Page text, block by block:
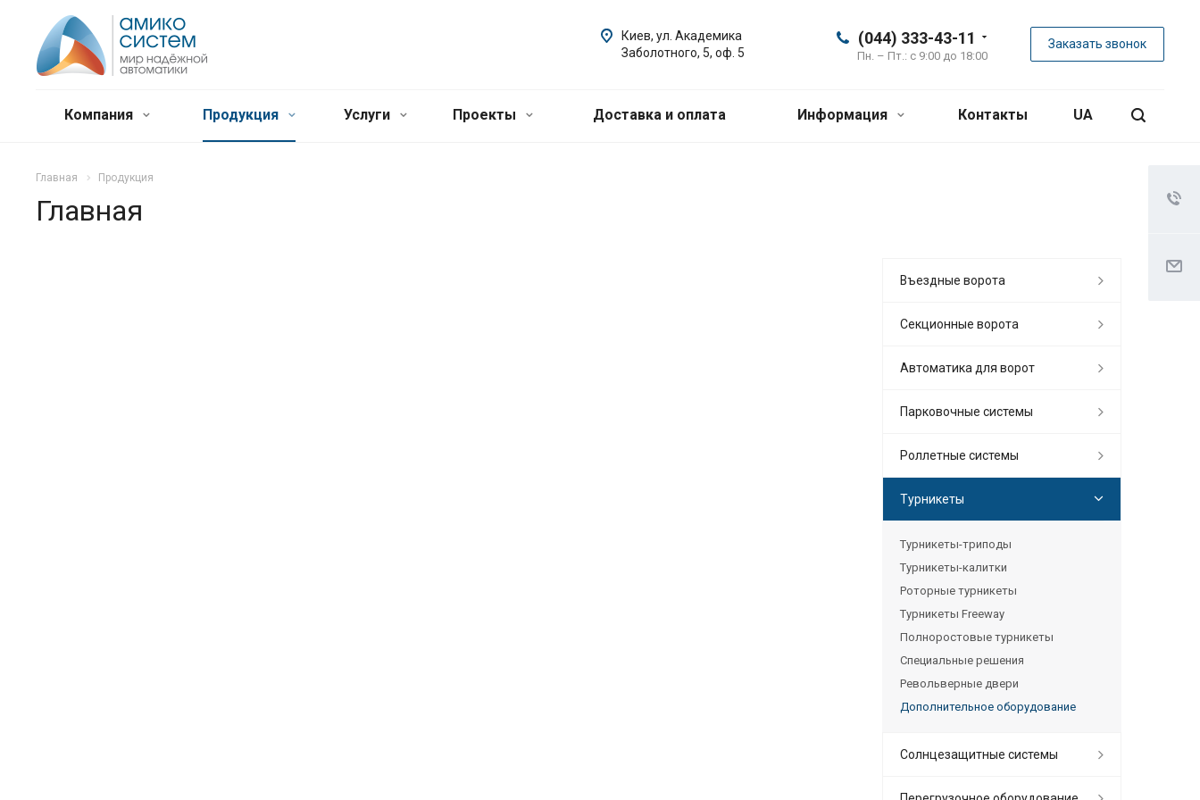
(044) 333-43-11
Пн. – Пт.: с 9:00 до 18:00
Заказать звонок
Киев, ул. Академика
Заболотного, 5, оф. 5
Компания Продукция Услуги Проекты Доставка и оплата Информация Контакты UA
Главная Продукция
Главная
Въездные ворота
Секционные ворота
Автоматика для ворот
Парковочные системы
Роллетные системы
Турникеты
Турникеты-триподы
Турникеты-калитки
Роторные турникеты
Турникеты Freeway
Полноростовые турникеты
Специальные решения
Револьверные двери
Дополнительное оборудование
Солнцезащитные системы